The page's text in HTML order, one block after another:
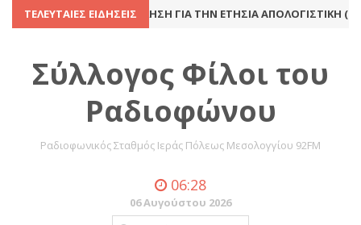
ΤΕΛΕΥΤΑΊΕΣ ΕΙΔΉΣΕΙΣΠΡΌΣΚΛΗΣΗ ΓΙΑ ΤΗΝ ΕΤΉΣΙΑ ΑΠΟΛΟΓΙΣΤΙΚΉ
Σύλλογος Φίλοι του
Ραδιοφώνου
Ραδιοφωνικός Σταθμός Ιεράς Πόλεως Μεσολογγίου 92FM
06:28
06 Αυγούστου 2026